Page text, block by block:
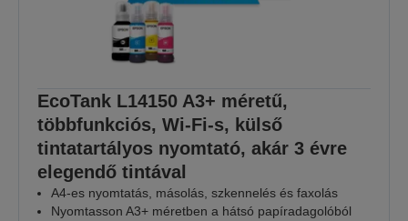
EcoTank L14150 A3+ méretű,
többfunkciós, Wi-Fi-s, külső
tintatartályos nyomtató, akár 3 évre
elegendő tintával
A4-es nyomtatás, másolás, szkennelés és faxolás
Nyomtasson A3+ méretben a hátsó papíradagolóból